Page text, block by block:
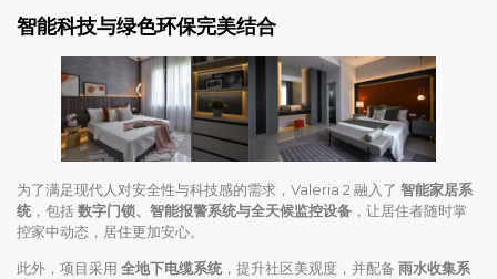
智能科技与绿色环保完美结合
为了满足现代人对安全性与科技感的需求，Valeria 2 融入了 智能家居系
统 ，包括数字门锁、智能报警系统与全天候监控设备 ，让居住者随时掌
控家中动态，居住更加安心。
此外，项目采用 全地下电缆系统 ，提升社区美观度，并配备 雨水收集系